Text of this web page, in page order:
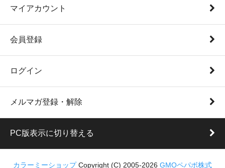
マイアカウント
会員登録
ログイン
メルマガ登録・解除
PC版表示に切り替える
カラーミーショップ Copyright (C) 2005-2026 GMOペパボ株式